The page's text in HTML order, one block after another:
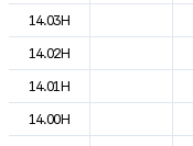
14.03H
14.02H
14.01H
14.00H